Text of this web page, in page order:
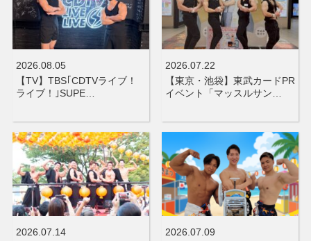
2026.08.05
【TV】TBS｢CDTVライブ！
ライブ！｣SUPE…
2026.07.22
【東京・池袋】東武カードPR
イベント「マッスルサン…
2026.07.14
2026.07.09